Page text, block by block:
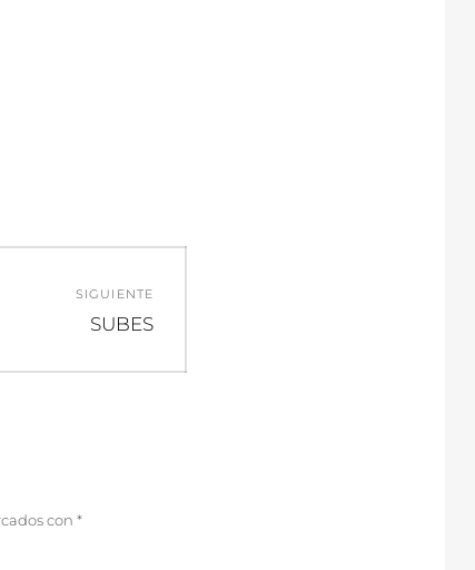
SIGUIENTE
Entrada
SUBES
con *